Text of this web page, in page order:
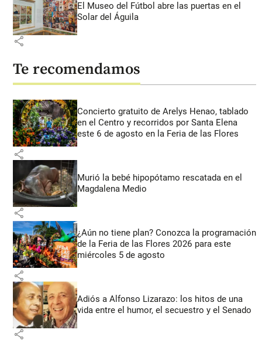
El Museo del Fútbol abre las puertas en el
Solar del Águila
share
Te recomendamos
Concierto gratuito de Arelys Henao, tablado
en el Centro y recorridos por Santa Elena
este 6 de agosto en la Feria de las Flores
share
Murió la bebé hipopótamo rescatada en el
Magdalena Medio
share
¿Aún no tiene plan? Conozca la programación
de la Feria de las Flores 2026 para este
miércoles 5 de agosto
share
Adiós a Alfonso Lizarazo: los hitos de una
vida entre el humor, el secuestro y el Senado
share